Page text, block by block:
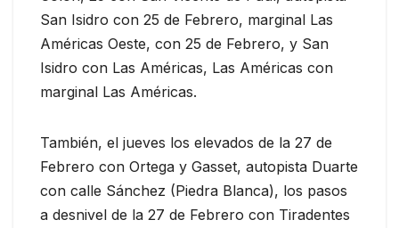
San Isidro con 25 de Febrero, marginal Las
Américas Oeste, con 25 de Febrero, y San
Isidro con Las Américas, Las Américas con
marginal Las Américas.
También, el jueves los elevados de la 27 de
Febrero con Ortega y Gasset, autopista Duarte
con calle Sánchez (Piedra Blanca), los pasos
a desnivel de la 27 de Febrero con Tiradentes